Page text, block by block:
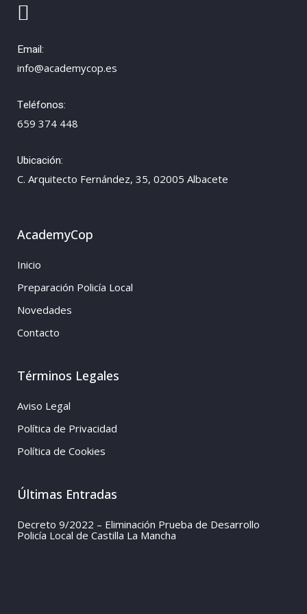
Email:
info@academycop.es
Teléfonos:
659 374 448
Ubicación:
C. Arquitecto Fernández, 35, 02005 Albacete
AcademyCop
Inicio
Preparación Policía Local
Novedades
Contacto
Términos Legales
Aviso Legal
Política de Privacidad
Política de Cookies
Últimas Entradas
Decreto 9/2022 – Eliminación Prueba de Desarrollo
Policía Local de Castilla La Mancha